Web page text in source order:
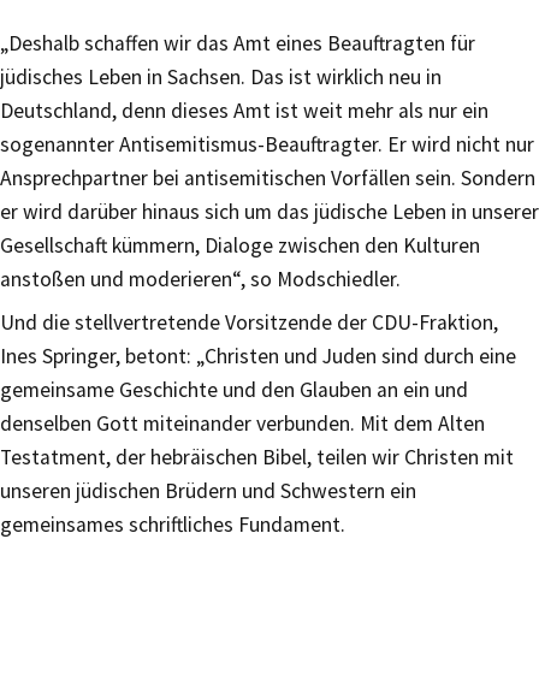
„Deshalb schaffen wir das Amt eines Beauftragten für
jüdisches Leben in Sachsen. Das ist wirklich neu in
Deutschland, denn dieses Amt ist weit mehr als nur ein
sogenannter Antisemitismus-Beauftragter. Er wird nicht nur
Ansprechpartner bei antisemitischen Vorfällen sein. Sondern
er wird darüber hinaus sich um das jüdische Leben in unserer
Gesellschaft kümmern, Dialoge zwischen den Kulturen
anstoßen und moderieren“, so Modschiedler.
Und die stellvertretende Vorsitzende der CDU-Fraktion,
Ines Springer, betont: „Christen und Juden sind durch eine
gemeinsame Geschichte und den Glauben an ein und
denselben Gott miteinander verbunden. Mit dem Alten
Testatment, der hebräischen Bibel, teilen wir Christen mit
unseren jüdischen Brüdern und Schwestern ein
gemeinsames schriftliches Fundament.